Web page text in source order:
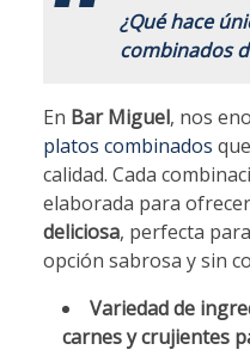
¿Qué hace
combinados
En Bar Miguel, nos
platos combinados
calidad. Cada
elaborada para
deliciosa, perfecta
opción sabrosa y sin
Variedad de
carnes y crujientes